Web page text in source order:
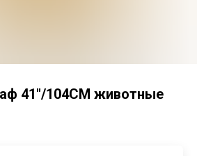
41"/104CM животные